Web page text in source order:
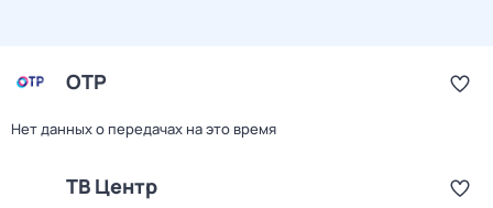
ОТР
Нет данных о передачах на это время
ТВ Центр